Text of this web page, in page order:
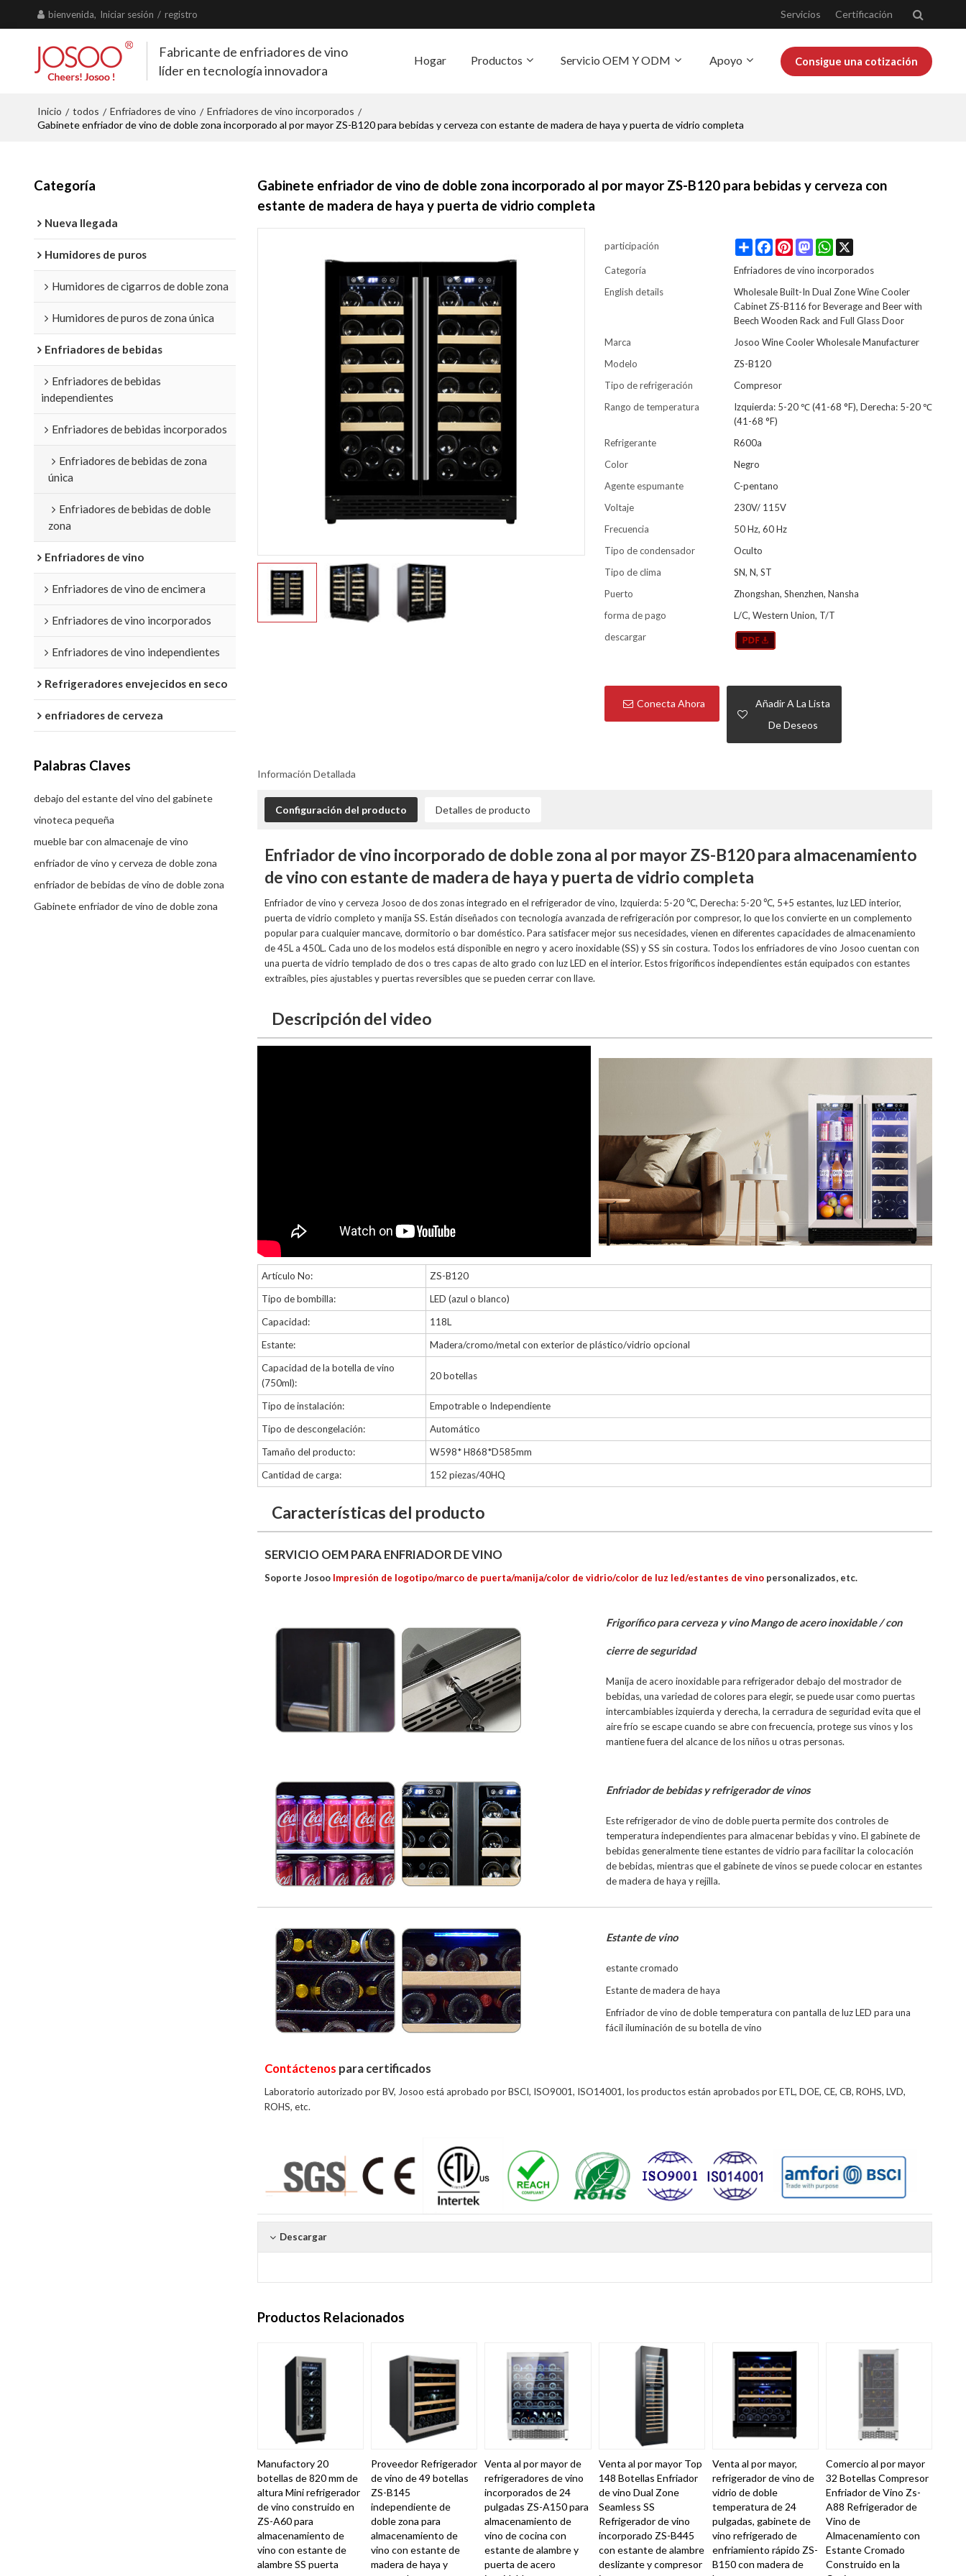
bienvenida, Iniciar sesión / registro Servicios Certificación
Fabricante de enfriadores de vino
líder en tecnología innovadora
Hogar Productos Servicio OEM Y ODM Apoyo
Sobre Josoo Blog
Consigue una cotización
Inicio / todos / Enfriadores de vino / Enfriadores de vino incorporados /
Gabinete enfriador de vino de doble zona incorporado al por mayor ZS-B120 para bebidas y cerveza con estante de madera de haya y puerta de vidrio completa
Categoría
Nueva llegada
Humidores de puros
Humidores de cigarros de doble zona
Humidores de puros de zona única
Enfriadores de bebidas
Enfriadores de bebidas
independientes
Enfriadores de bebidas incorporados
Enfriadores de bebidas de zona
única
Enfriadores de bebidas de doble
zona
Enfriadores de vino
Enfriadores de vino de encimera
Enfriadores de vino incorporados
Enfriadores de vino independientes
Refrigeradores envejecidos en seco
enfriadores de cerveza
Palabras Claves
debajo del estante del vino del gabinete
vinoteca pequeña
mueble bar con almacenaje de vino
enfriador de vino y cerveza de doble zona
enfriador de bebidas de vino de doble zona
Gabinete enfriador de vino de doble zona
Gabinete enfriador de vino de doble zona incorporado al por mayor ZS-B120 para bebidas y cerveza con
estante de madera de haya y puerta de vidrio completa
participación ShareFacebookPinterestMastodonWhatsApp
X
Categoría
Enfriadores de vino incorporados
English details
Wholesale Built-In Dual Zone Wine Cooler
Cabinet ZS-B116 for Beverage and Beer with
Beech Wooden Rack and Full Glass Door
Marca
Josoo Wine Cooler Wholesale Manufacturer
Modelo
ZS-B120
Tipo de refrigeración
Compresor
Rango de temperatura
Izquierda: 5-20 ℃ (41-68 °F), Derecha: 5-20 ℃
(41-68 °F)
Refrigerante
R600a
Color
Negro
Agente espumante
C-pentano
Voltaje
230V/ 115V
Frecuencia
50 Hz, 60 Hz
Tipo de condensador
Oculto
Tipo de clima
SN, N, ST
Puerto
Zhongshan, Shenzhen, Nansha
forma de pago
L/C, Western Union, T/T
descargar
Conecta Ahora
Añadir A La Lista
De Deseos
Información Detallada
Configuración del producto Detalles de producto
Enfriador de vino incorporado de doble zona al por mayor ZS-B120 para almacenamiento
de vino con estante de madera de haya y puerta de vidrio completa
Enfriador de vino y cerveza Josoo de dos zonas integrado en el refrigerador de vino, Izquierda: 5-20 ℃, Derecha: 5-20 ℃, 5+5 estantes, luz LED interior,
puerta de vidrio completo y manija SS. Están diseñados con tecnología avanzada de refrigeración por compresor, lo que los convierte en un complemento
popular para cualquier mancave, dormitorio o bar doméstico. Para satisfacer mejor sus necesidades, vienen en diferentes capacidades de almacenamiento
de 45L a 450L. Cada uno de los modelos está disponible en negro y acero inoxidable (SS) y SS sin costura. Todos los enfriadores de vino Josoo cuentan con
una puerta de vidrio templado de dos o tres capas de alto grado con luz LED en el interior. Estos frigoríficos independientes están equipados con estantes
extraíbles, pies ajustables y puertas reversibles que se pueden cerrar con llave.
Descripción del video
Artículo No:
ZS-B120
Tipo de bombilla:
LED (azul o blanco)
Capacidad:
118L
Estante:
Madera/cromo/metal con exterior de plástico/vidrio opcional
Capacidad de la botella de vino
(750ml):
20 botellas
Tipo de instalación:
Empotrable o Independiente
Tipo de descongelación:
Automático
Tamaño del producto:
W598* H868*D585mm
Cantidad de carga:
152 piezas/40HQ
Características del producto
SERVICIO OEM PARA ENFRIADOR DE VINO
Soporte Josoo Impresión de logotipo/marco de puerta/manija/color de vidrio/color de luz led/estantes de vino personalizados, etc.
Frigorífico para cerveza y vino Mango de acero inoxidable / con
cierre de seguridad
Manija de acero inoxidable para refrigerador debajo del mostrador de
bebidas, una variedad de colores para elegir, se puede usar como puertas
intercambiables izquierda y derecha, la cerradura de seguridad evita que el
aire frío se escape cuando se abre con frecuencia, protege sus vinos y los
mantiene fuera del alcance de los niños u otras personas.
Enfriador de bebidas y refrigerador de vinos
Este refrigerador de vino de doble puerta permite dos controles de
temperatura independientes para almacenar bebidas y vino. El gabinete de
bebidas generalmente tiene estantes de vidrio para facilitar la colocación
de bebidas, mientras que el gabinete de vinos se puede colocar en estantes
de madera de haya y rejilla.
Estante de vino
estante cromado
Estante de madera de haya
Enfriador de vino de doble temperatura con pantalla de luz LED para una
fácil iluminación de su botella de vino
Contáctenos para certificados
Laboratorio autorizado por BV, Josoo está aprobado por BSCI, ISO9001, ISO14001, los productos están aprobados por ETL, DOE, CE, CB, ROHS, LVD,
ROHS, etc.
Descargar
Productos Relacionados
Manufactory 20
botellas de 820 mm de
altura Mini refrigerador
de vino construido en
ZS-A60 para
almacenamiento de
vino con estante de
alambre SS puerta
Proveedor Refrigerador
de vino de 49 botellas
ZS-B145
independiente de
doble zona para
almacenamiento de
vino con estante de
madera de haya y
Venta al por mayor de
refrigeradores de vino
incorporados de 24
pulgadas ZS-A150 para
almacenamiento de
vino de cocina con
estante de alambre y
puerta de acero
Venta al por mayor Top
148 Botellas Enfriador
de vino Dual Zone
Seamless SS
Refrigerador de vino
incorporado ZS-B445
con estante de alambre
deslizante y compresor
Venta al por mayor,
refrigerador de vino de
vidrio de doble
temperatura de 24
pulgadas, gabinete de
vino refrigerado de
enfriamiento rápido ZS-
B150 con madera de
Comercio al por mayor
32 Botellas Compresor
Enfriador de Vino Zs-
A88 Refrigerador de
Vino de
Almacenamiento con
Estante Cromado
Construido en la